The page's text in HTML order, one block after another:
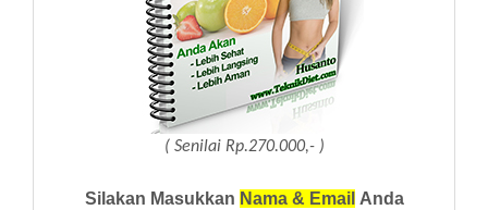
( Senilai Rp.270.000,- )
Silakan Masukkan Nama & Email Anda